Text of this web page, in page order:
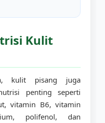
Kulit
kulit pisang juga
penting seperti
vitamin B6, vitamin
polifenol, dan